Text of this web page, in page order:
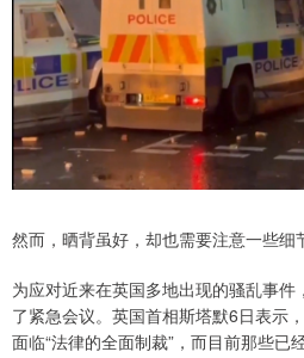
然而，晒背虽好，却也需要注意一些细
为应对近来在英国多地出现的骚乱事
了紧急会议。英国首相斯塔默6日表示
面临“法律的全面制裁”，而目前那些已